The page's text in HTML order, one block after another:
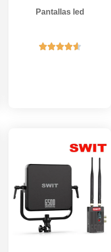
Pantallas led
